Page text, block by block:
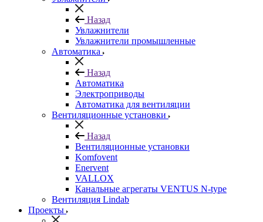
Назад
Увлажнители
Увлажнители промышленные
Автоматика
Назад
Автоматика
Электроприводы
Автоматика для вентиляции
Вентиляционные установки
Назад
Вентиляционные установки
Komfovent
Enervent
VALLOX
Канальные агрегаты VENTUS N-type
Вентиляция Lindab
Проекты